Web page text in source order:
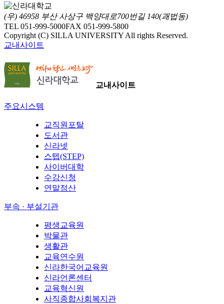
(우) 46958 부산 사상구 백양대로700번길 140(괘법동)
TEL 051-999-5000FAX 051-999-5800
Copyright (C) SILLA UNIVERSITY All rights Reserved.
교내사이트
교내사이트
주요시스템
교직원포탈
도서관
신라넷
스텝(STEP)
사이버대학
수강신청
연말정산
부속 · 부설기관
평생교육원
박물관
생활관
교육연수원
신라한국어교육원
신라언론센터
교육혁신원
사직종합사회복지관